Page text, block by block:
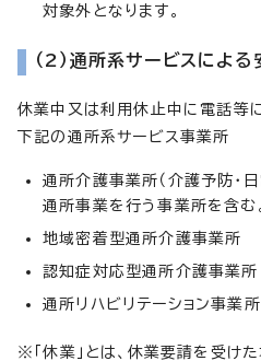
対象外となります。
（2）通所系サービスによ
休業中又は利用休止中に電話等
下記の通所系サービス事業所
通所介護事業所（介護予防・
通所事業を行う事業所を含む。
地域密着型通所介護事業所
認知症対応型通所介護事業所
通所リハビリテーション事業所
※「休業」とは、休業要請を受け